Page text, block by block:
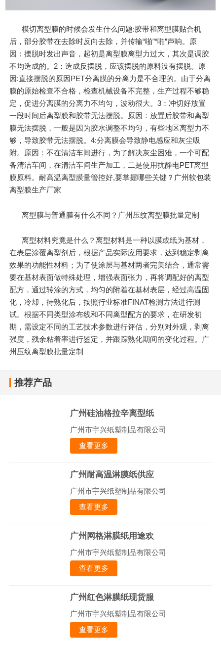
模切离型膜的时候会发生什么问题:胶带和离型膜贴合机
后，部分胶带在去除时反向去除，并传输“啪”“啪”声响。原
因：摆脱时发出声音，起初是离型膜离型力过大，其次是调胶
不均造成的。2：造成反摆脱，应该摆脱的原料没有摆脱。原
因:直接摆脱的原因PET分离膜的分离力是不合理的。由于分离
膜的原始检查不合格，检查机械设备不完整，生产过程不够稳
定，促进分离膜的分离力不均匀，波动很大。3：冲切好放置
一段时间后离型膜和胶带无法摆脱。原因：放置后胶带和离型
膜无法摆脱，一般是因为胶水调整不均匀，有些地区离型力不
够，导致胶带无法摆脱。4:分离膜会导致静电感应和灰尘吸
附。原因：不在清洁车间进行，为了解决灰尘困难，一个可配
备清洁车间，在清洁车间生产加工，二是使用抗静电PET离型
膜原料。耐高温离型膜量管控好,要掌握哪些关键？广州软包装
离型膜生产厂家
离型膜与普通膜有什么不同？广州压纹离型膜批量定制
离型材料究竟是什么？离型材料是一种以膜或纸为基材，
在表层涂覆离型剂后，根据产品实际应用要求，达到稳定剥离
效果的功能性材料；为了使涂层与基材两者完美结合，通常需
要在基材表面做特殊处理，增强表面张力，再将调配好的离型
配方，通过转涂的方式，均匀的附着在基材表层，经过高温固
化，冷却，待熟化后，按照行业标准FINAT检测方法进行测
试。根据不同类型涂布线和不同离型配方的要求，在研发初
期，需设定不同的工艺技术参数进行评估，分别对外观，剥离
强度，残余粘着率进行鉴定，并跟踪熟化期间的变化过程。广
州压纹离型膜批量定制
推荐产品
广州硅油格拉辛离型纸
广州市宇兴纸塑制品有限公司
查看更多
广州耐高温淋膜纸供应
广州市宇兴纸塑制品有限公司
查看更多
广州网格淋膜纸用途欢
广州市宇兴纸塑制品有限公司
查看更多
广州红色淋膜纸现货服
广州市宇兴纸塑制品有限公司
查看更多